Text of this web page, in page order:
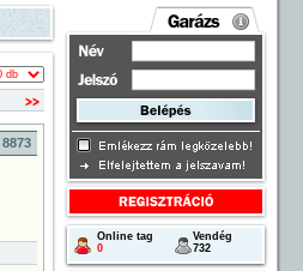
következő
8873
Online tag
0
Vendég
732